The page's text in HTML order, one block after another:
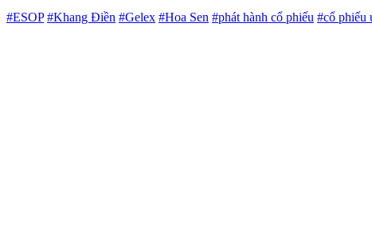
#ESOP #Khang Điền #Gelex #Hoa Sen #phát hành cổ phiếu #cổ phiếu